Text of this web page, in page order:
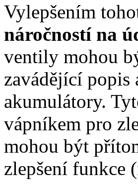
Vylepšením
náročností na
ventily mohou
zavádějící popis
akumulátory.
vápníkem pro
mohou být
zlepšení funkce